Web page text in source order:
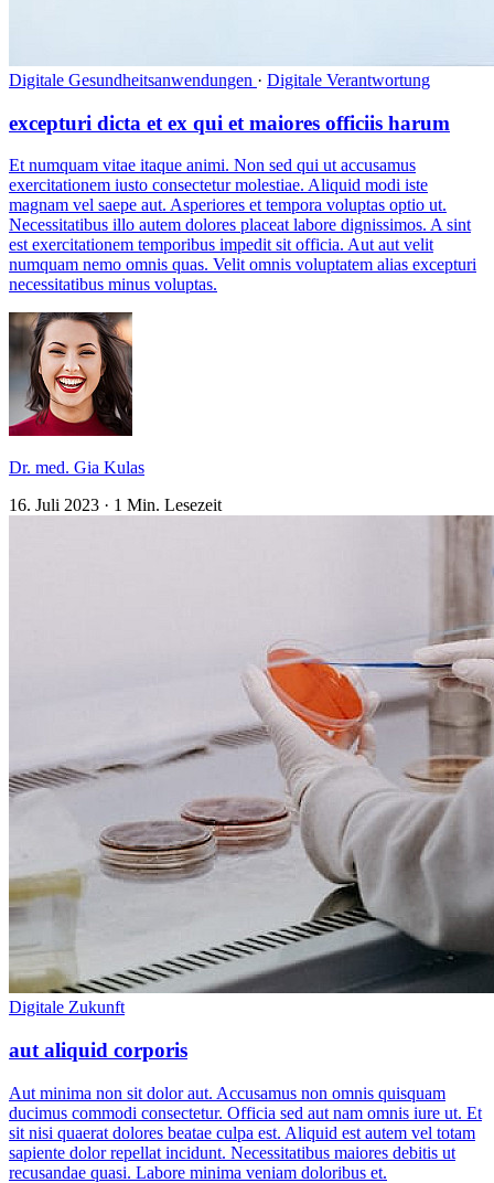
Digitale Gesundheitsanwendungen · Digitale Verantwortung
excepturi dicta et ex qui et maiores officiis harum
Et numquam vitae itaque animi. Non sed qui ut accusamus
exercitationem iusto consectetur molestiae. Aliquid modi iste
magnam vel saepe aut. Asperiores et tempora voluptas optio ut.
Necessitatibus illo autem dolores placeat labore dignissimos. A sint
est exercitationem temporibus impedit sit officia. Aut aut velit
numquam nemo omnis quas. Velit omnis voluptatem alias excepturi
necessitatibus minus voluptas.
Dr. med. Gia Kulas
16. Juli 2023 · 1 Min. Lesezeit
Digitale Zukunft
aut aliquid corporis
Aut minima non sit dolor aut. Accusamus non omnis quisquam
ducimus commodi consectetur. Officia sed aut nam omnis iure ut. Et
sit nisi quaerat dolores beatae culpa est. Aliquid est autem vel totam
sapiente dolor repellat incidunt. Necessitatibus maiores debitis ut
recusandae quasi. Labore minima veniam doloribus et.